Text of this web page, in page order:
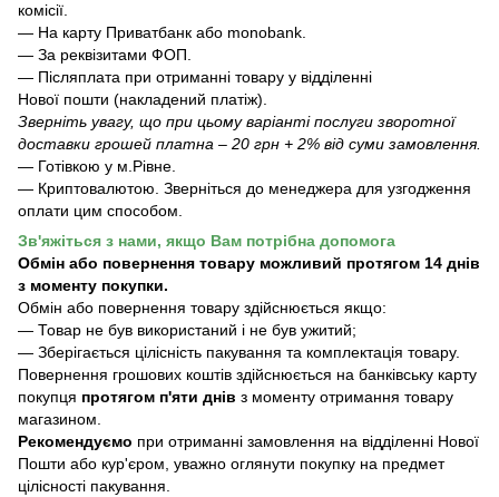
комісії.
— На карту Приватбанк або monobank.
— За реквізитами ФОП.
— Післяплата при отриманні товару у відділенні
Нової пошти (накладений платіж).
Зверніть увагу, що при цьому варіанті послуги зворотної
доставки грошей платна – 20 грн + 2% від суми замовлення.
— Готівкою у м.Рівне.
— Криптовалютою. Зверніться до менеджера для узгодження
оплати цим способом.
Зв'яжіться з нами, якщо Вам потрібна допомога
Обмін або повернення товару можливий протягом 14 днів
з моменту покупки.
Обмiн або повернення товару здійснюється якщо:
— Товар не був використаний і не був ужитий;
— Зберiгається цілісність пакування та комплектація товару.
Повернення грошових коштів здійснюється на банківську карту
покупця протягом п'яти днів з моменту отримання товару
магазином.
Рекомендуємо при отриманні замовлення на відділенні Нової
Пошти або кур'єром, уважно оглянути покупку на предмет
цілісності пакування.